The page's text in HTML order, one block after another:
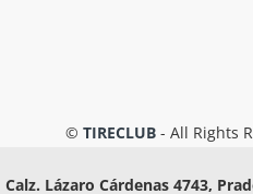
© TIRECLUB - All Rights
Calz. Lázaro Cárdenas 4743,